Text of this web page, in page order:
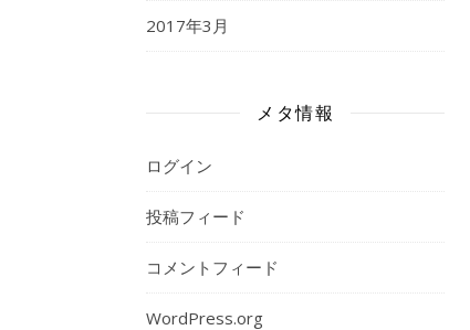
2017年3月
メタ情報
ログイン
投稿フィード
コメントフィード
WordPress.org